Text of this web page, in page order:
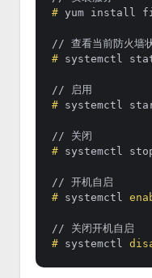
# yum install
# systemctl
# systemctl
# systemctl
# systemctl
# systemctl